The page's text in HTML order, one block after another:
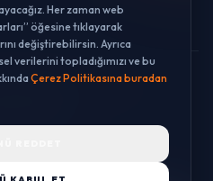
HAKLARI SAKLIDIR.
Her zaman web
öğesine tıklayarak
değiştirebilirsin. Ayrıca
verilerini topladığımızı ve bu
Çerez Politikasına buradan